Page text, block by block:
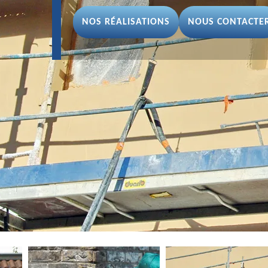
NOS RÉALISATIONS NOUS